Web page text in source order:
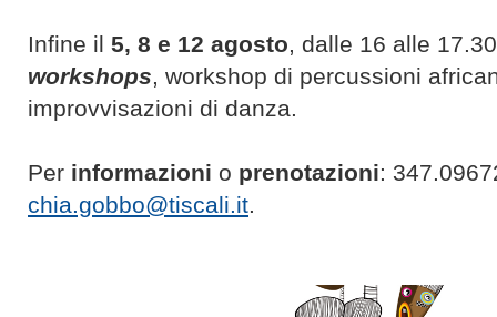
Infine il 5, 8 e 12 agosto, dalle 16 alle
workshops, workshop di percussioni
improvvisazioni di danza.
Per informazioni o prenotazioni:
chia.gobbo@tiscali.it.